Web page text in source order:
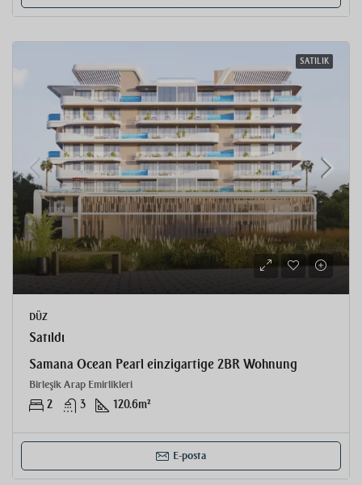
SATILIK
DÜZ
Satıldı
Samana Ocean Pearl einzigartige 2BR Wohnung
Birleşik Arap Emirlikleri
2 3 120.6m²
E-posta